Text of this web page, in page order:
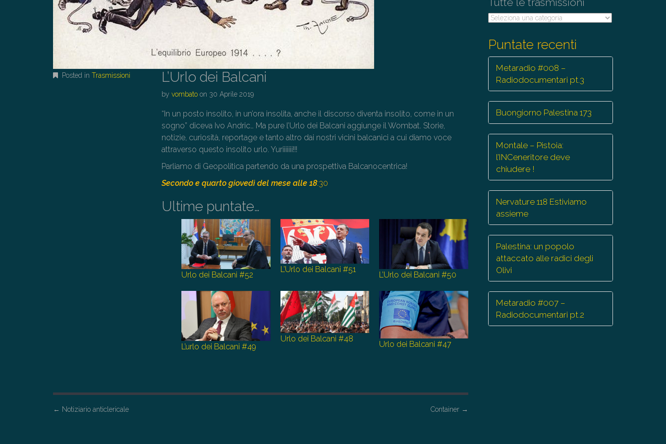
Posted in Trasmissioni L’Urlo dei Balcani
byvombato on 30 Aprile 2019
“In un posto insolito, in un’ora insolita, anche il discorso diventa insolito, come in un
sogno” diceva Ivo Andric… Ma pure l’Urlo dei Balcani aggiunge il Wombat. Storie,
notizie, curiosità, reportage e tanto altro dai nostri vicini balcanici a cui diamo voce
attraverso questo insolito urlo. Yuriiiiiii!!!
Parliamo di Geopolitica partendo da una prospettiva Balcanocentrica!
Secondo e quarto giovedì del mese alle 18:30
Ultime puntate…
Urlo dei Balcani #52
L’Urlo dei Balcani #51
L’Urlo dei Balcani #50
L’urlo dei Balcani #49
Urlo dei Balcani #48
Urlo dei Balcani #47
P
← Notiziario anticlericale Container →
Tutte
Puntate recenti
Metaradio #008 –
Radiodocumentari pt.3
Buongiorno Palestina 173
Montale – Pistoia:
l’INCeneritore deve
chiudere !
Nervature 118 Estiviamo
assieme
Palestina: un popolo
attaccato alle radici degli
Olivi
Metaradio #007 –
Radiodocumentari pt.2